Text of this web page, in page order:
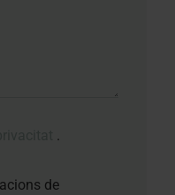
.
de